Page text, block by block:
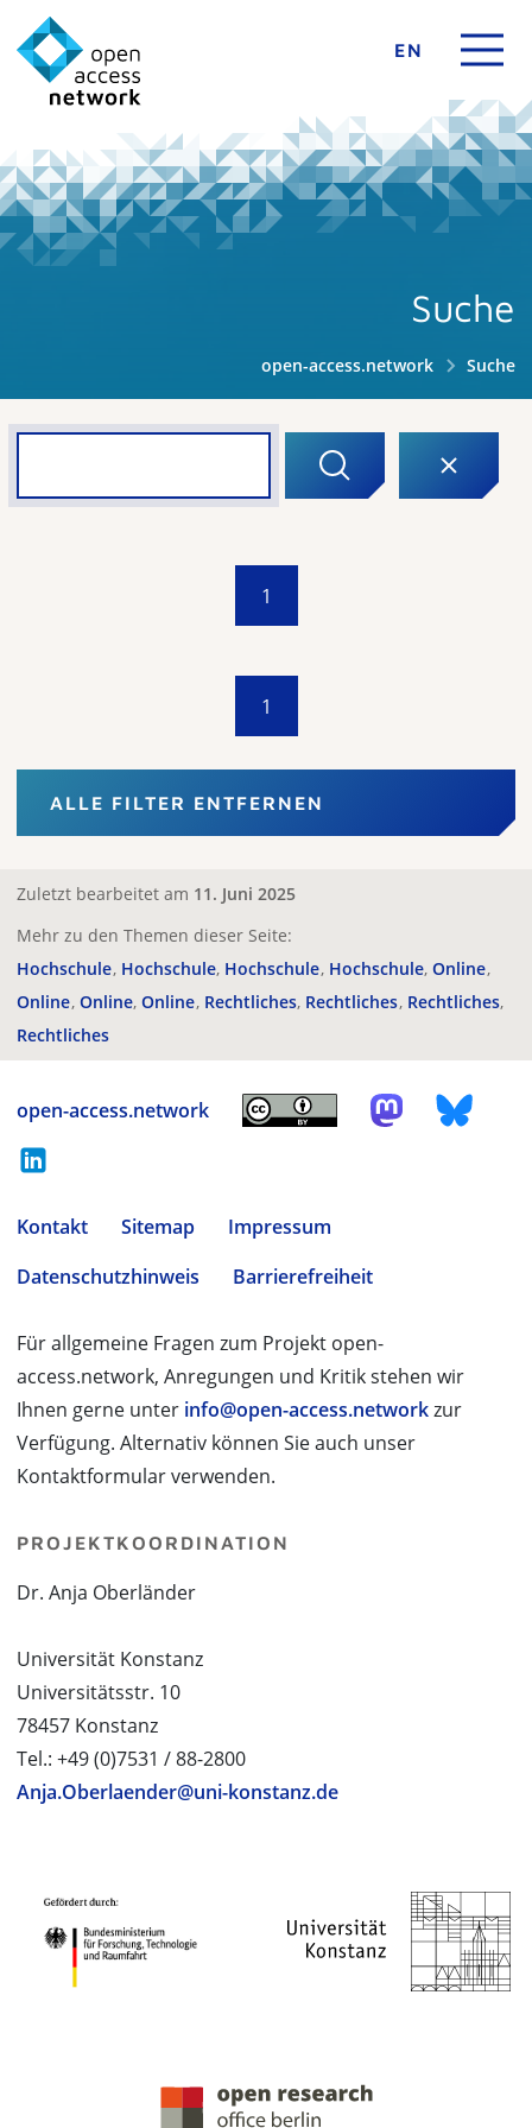
EN
Suche
open-access.network Suche
1
1
ALLE FILTER ENTFERNEN
Zuletzt bearbeitet am 11. Juni 2025
Mehr zu den Themen dieser Seite:
Hochschule Hochschule Hochschule Hochschule Online
Online Online Online Rechtliches Rechtliches Rechtliches
Rechtliches
open-access.network
Kontakt Sitemap
Impressum
Datenschutzhinweis
Barrierefreiheit
Für allgemeine Fragen zum Projekt open-
access.network, Anregungen und Kritik stehen wir
Ihnen gerne unter info@open-access.networkzur
Verfügung. Alternativ können Sie auch unser
Kontaktformular verwenden.
PROJEKTKOORDINATION
Dr. Anja Oberländer
Universität Konstanz
Universitätsstr. 10
78457 Konstanz
Tel.: +49 (0)7531 / 88-2800
Anja.Oberlaender@uni-konstanz.de